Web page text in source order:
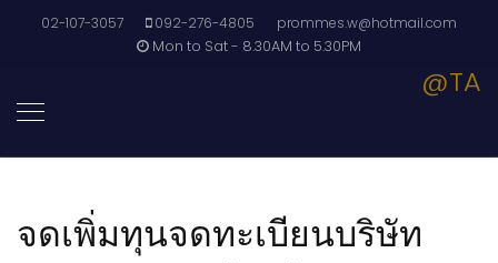
02-107-3057 092-276-4805
prommes.w@hotmail.com
Mon to Sat - 8.30AM to 5.30PM
@TA
จดเพิ่มทุนจดทะเบียนบริษัท